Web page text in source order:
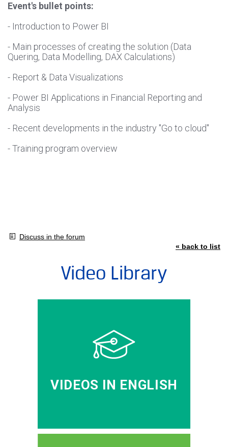
Event's bullet points:
- Introduction to Power BI
- Main processes of creating the solution (Data
Quering, Data Modelling, DAX Calculations)
- Report & Data Visualizations
- Power BI Applications in Financial Reporting and
Analysis
- Recent developments in the industry "Go to cloud"
- Training program overview
Discuss in the forum
« back to list
Video Library
VIDEOS IN ENGLISH